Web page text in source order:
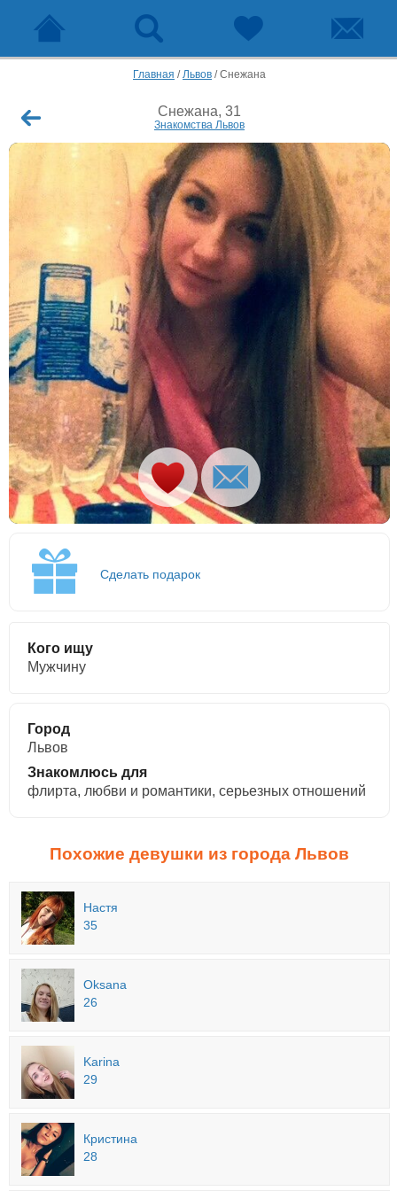
Главная /Львов /Снежана
Снежана, 31
Знакомства Львов
Сделать подарок
Кого ищу
Мужчину
Город
Львов
Знакомлюсь для
флирта, любви и романтики, cерьезных отношений
Похожие девушки из города Львов
Настя
35
Oksana
26
Karina
29
Кристина
28